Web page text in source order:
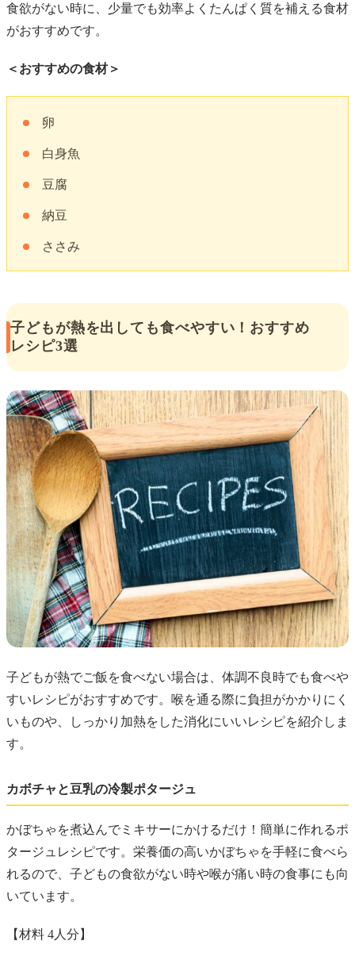
食欲がない時に、少量でも効率よくたんぱく質を補える食材
がおすすめです。
＜おすすめの食材＞
卵
白身魚
豆腐
納豆
ささみ
子どもが熱を出しても食べやすい！おすすめ
レシピ3選
子どもが熱でご飯を食べない場合は、体調不良時でも食べや
すいレシピがおすすめです。喉を通る際に負担がかかりにく
いものや、しっかり加熱をした消化にいいレシピを紹介しま
す。
カボチャと豆乳の冷製ポタージュ
かぼちゃを煮込んでミキサーにかけるだけ！簡単に作れるポ
タージュレシピです。栄養価の高いかぼちゃを手軽に食べら
れるので、子どもの食欲がない時や喉が痛い時の食事にも向
いています。
【材料 4人分】